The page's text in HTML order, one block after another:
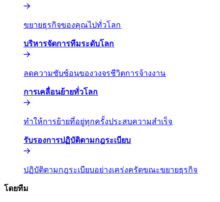
ขยายธุรกิจของคุณไปทั่วโลก​​
บริหารจัดการทีมระดับโลก​​
ลดความซับซ้อนของวงจรชีวิตการจ้างงาน​​
การเคลื่อนย้ายทั่วโลก​​
ทำให้การย้ายที่อยู่ทุกครั้งประสบความสำเร็จ​​
รับรองการปฏิบัติตามกฎระเบียบ​​
ปฏิบัติตามกฎระเบียบอย่างเคร่งครัดขณะขยายธุรกิจ​​
โดยทีม​​